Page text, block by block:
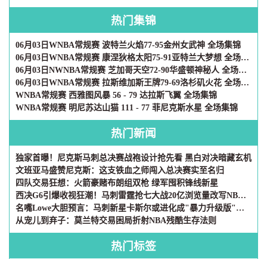
热门集锦
06月03日WNBA常规赛 波特兰火焰77-95金州女武神 全场集锦
06月03日WNBA常规赛 康涅狄格太阳75-91亚特兰大梦想 全场集锦
06月03日NWNBA常规赛 芝加哥天空72-90华盛顿神秘人 全场集锦
06月03日WNBA常规赛 拉斯维加斯王牌79-69洛杉矶火花 全场集锦
WNBA常规赛 西雅图风暴 56 - 79 达拉斯飞翼 全场集锦
WNBA常规赛 明尼苏达山猫 111 - 77 菲尼克斯水星 全场集锦
热门新闻
独家首曝！尼克斯马刺总决赛战袍设计抢先看 黑白对决暗藏玄机
文班亚马盛赞尼克斯：这支铁血之师闯入总决赛实至名归
四队交易狂想：火箭豪赌布朗组双枪 绿军囤积锋线新星
西决G6引爆收视狂潮！马刺雷霆抢七大战20亿浏览量改写NBA社媒历史
名嘴Lowe大胆预言：马刺新星卡斯尔或进化成"暴力升级版"韦德
从宠儿到弃子：莫兰特交易困局折射NBA残酷生存法则
热门标签